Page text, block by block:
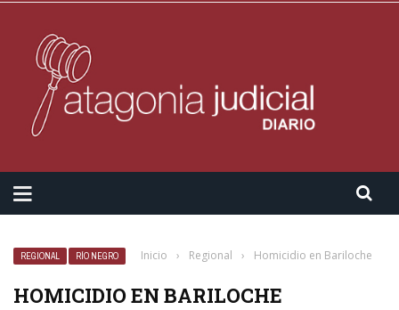
REGIONAL RÍO NEGRO Inicio › Regional › Homicidio en Bariloche
HOMICIDIO EN BARILOCHE